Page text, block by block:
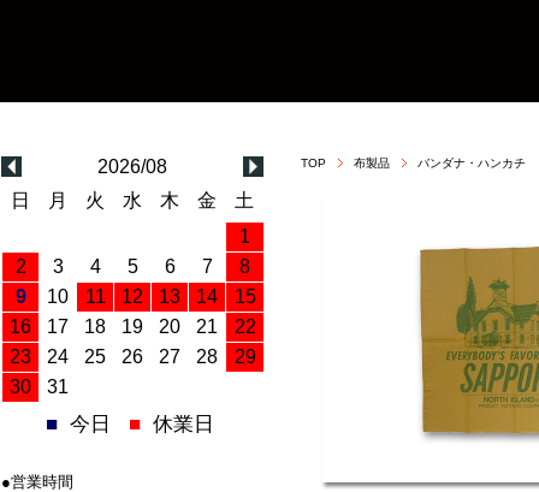
TOP 布製品 バンダナ・ハンカチ
2026/08
日
月 火 水 木 金
土
1
2
3 4 5 6 7
8
9
10 11 12 13 14
15
16
17 18 19 20 21
22
23
24 25 26 27 28
29
30
31
■ 今日 ■ 休業日
●営業時間